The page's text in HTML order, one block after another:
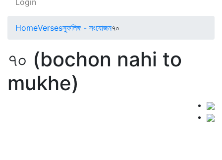
Login
HomeVersesস্ফুলিঙ্গ - সংযোজন৭০
৭০ (bochon nahi to
mukhe)